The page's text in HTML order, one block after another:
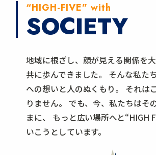
“HIGH-FIVE” with
SOCIETY
地域に根ざし、顔が見える関係を
共に歩んできました。
そんな私た
への想いと人のぬくもり。
それは
りません。
でも、今、私たちはそ
まに、
もっと広い場所へと“HIGH
いこうとしています。